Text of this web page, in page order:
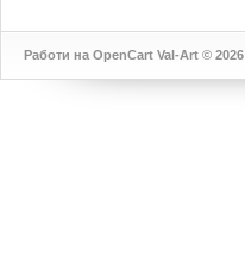
Работи на OpenCart Val-Art © 2026